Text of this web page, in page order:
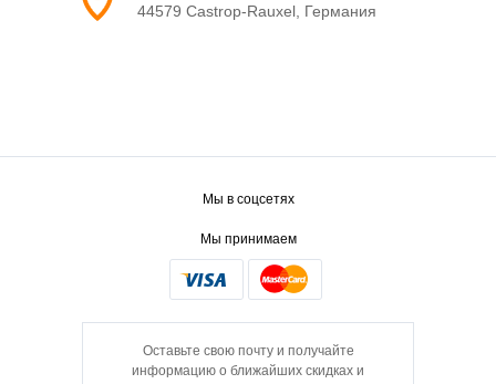
44579 Castrop-Rauxel, Германия
Мы в соцсетях
Мы принимаем
Оставьте свою почту и получайте
информацию о ближайших скидках и